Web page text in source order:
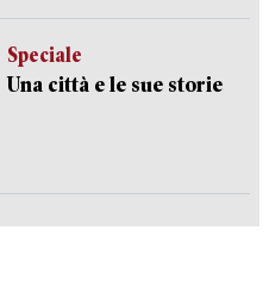
Speciale
Una città e le sue storie